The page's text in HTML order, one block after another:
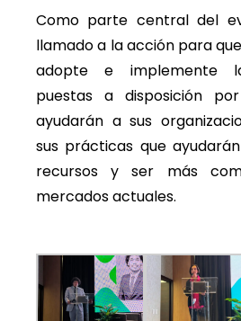
Como parte central del
llamado a la acción para
adopte e implemente
puestas a disposición
ayudarán a sus
sus prácticas que
recursos y ser más
mercados actuales.